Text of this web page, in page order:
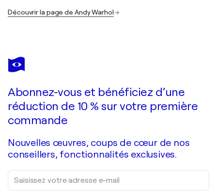
Découvrir la page de Andy Warhol
Abonnez-vous et bénéficiez d’une
réduction de 10 % sur votre première
commande
Nouvelles œuvres, coups de cœur de nos
conseillers, fonctionnalités exclusives.